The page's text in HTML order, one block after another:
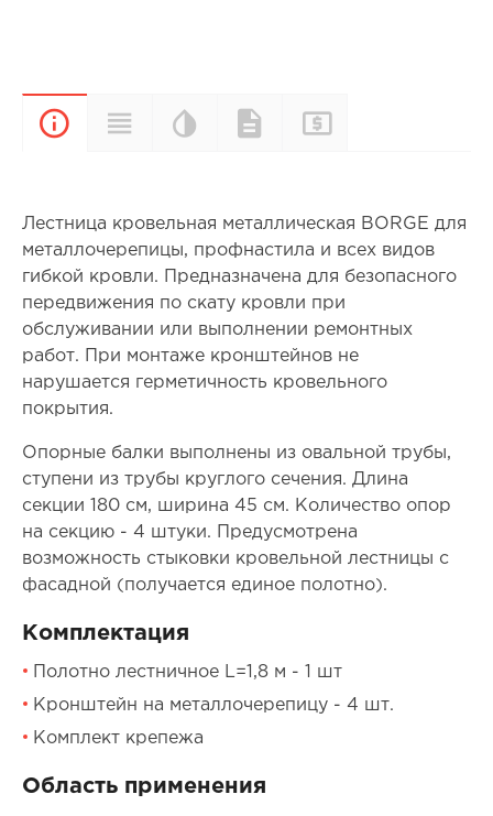
ОписаниеХарактеристики
Цветовая
палитра
Документы
Лестница кровельная металлическая BORGE для
металлочерепицы, профнастила и всех видов
гибкой кровли. Предназначена для безопасного
передвижения по скату кровли при
обслуживании или выполнении ремонтных
работ. При монтаже кронштейнов не
нарушается герметичность кровельного
покрытия.
Опорные балки выполнены из овальной трубы,
ступени из трубы круглого сечения. Длина
секции 180 см, ширина 45 см. Количество опор
на секцию - 4 штуки. Предусмотрена
возможность стыковки кровельной лестницы с
фасадной (получается единое полотно).
Комплектация
Полотно лестничное L=1,8 м - 1 шт
Кронштейн на металлочерепицу - 4 шт.
Комплект крепежа
Область применения